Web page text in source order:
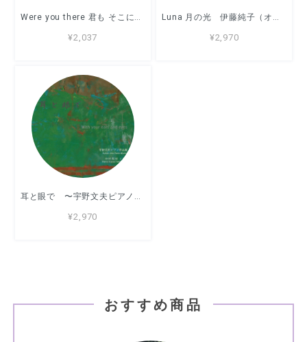
Were you there 君も そこにいたのか リードオルガン：中村証二
¥2,037
Luna 月の光 伊藤純子（オルガン）
¥2,970
¥2,970
おすすめ商品